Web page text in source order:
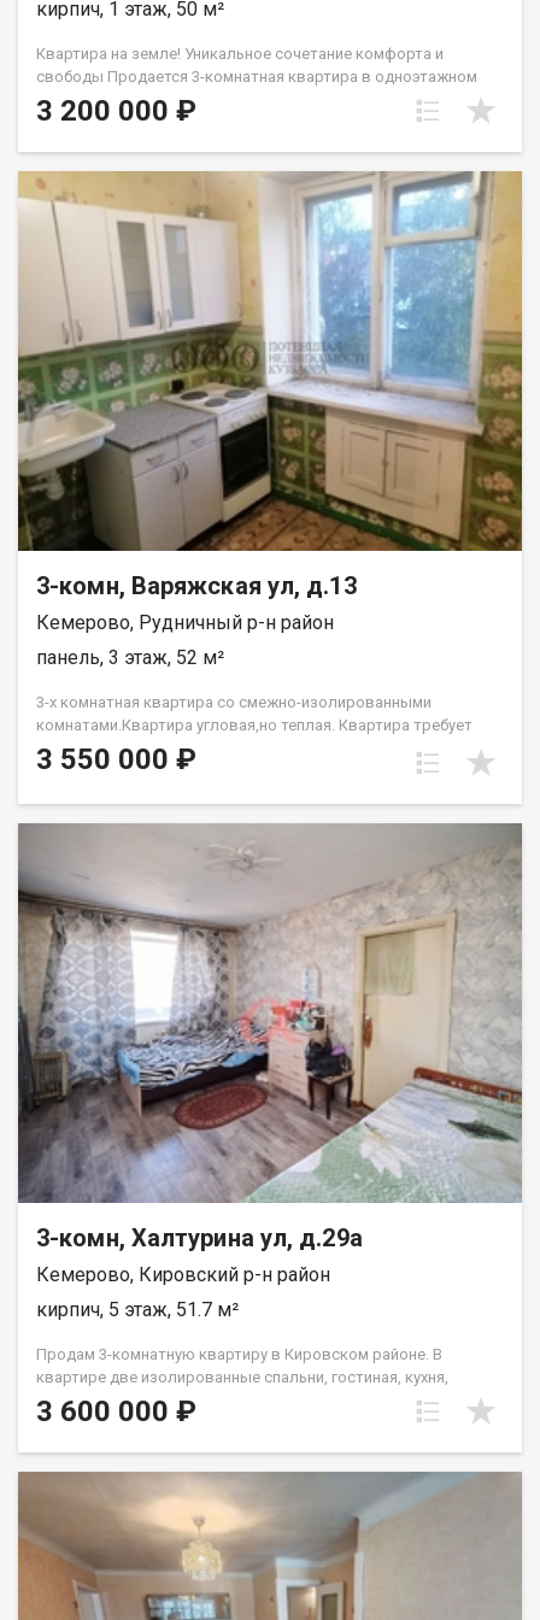
кирпич, 1 этаж, 50 м²
Квартира на земле! Уникальное сочетание комфорта и
свободы Продается 3-комнатная квартира в одноэтажном
многоквартирном доме из кирпича. Вам здесь понравится
Полная приватность: Соседей сверху, снизу и сбоку нет! Свой
свежем воздухе. Бонусы для души: В наличии собственный
гараж и банька ! Простор и свобода: Высокие потолки ( 3
метра! ) и уютная веранда . О жилье: • Площадь: 50 кв.м
(уютная гостиная 15.2 м², две комнаты и просторная кухня 9.5
м²). • Состояние: Жилое. Можно заезжать и обустраиваться
под свой стиль. • Коммуникации: Свет и вода центральные,
отопление печное. К оммунальные платежи очень
демократичные ! Санузел и канализацию можно легко
обустроить так, как удобно именно вам. Локация всё под
рукой: В 4-х минутах ходьбы остановка пос. Шахты Северная .
Школы, детские сады, магазины и администрация в паре
шагов. Юридическая чистота: В собственности более 5 лет.
Чистая продажа, без сложностей. Приходите на просмотр!
Покажем в любое удобное время. Звоните!
3 200 000 ₽
3-комн, Варяжская ул, д.13
Кемерово, Рудничный р-н район
панель, 3 этаж, 52 м²
3-х комнатная квартира со смежно-изолированными
комнатами.Квартира угловая,но теплая. Квартира требует
ремонта.Рядом д/с,школа,множество магазинов. Лена
Васильева
3 550 000 ₽
3-комн, Халтурина ул, д.29а
Кемерово, Кировский р-н район
кирпич, 5 этаж, 51.7 м²
Продам 3-комнатную квартиру в Кировском районе. В
квартире две изолированные спальни, гостиная, кухня,
раздельный санузел, квартира очень теплая. Состояние
жилое, есть возможность сделать ремонт "под себя". Во
кирпичный, добротный, расположен внутри квартала,
отличная транспортная развязка, можно уехать в любой
район города. В шаговой доступности детские сады, школа,
множество различных магазинов. Два взрослых
собственника, без обременений. Звоните!
3 600 000 ₽